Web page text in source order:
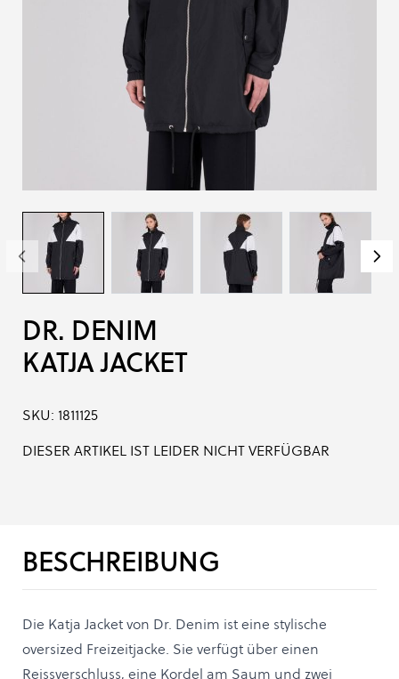
DR. DENIM
KATJA JACKET
SKU: 1811125
DIESER ARTIKEL IST LEIDER NICHT VERFÜGBAR
BESCHREIBUNG
Die Katja Jacket von Dr. Denim ist eine stylische
oversized Freizeitjacke. Sie verfügt über einen
Reissverschluss, eine Kordel am Saum und zwei